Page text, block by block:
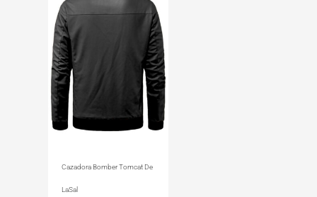
Cazadora Bomber Tomcat De
LaSal